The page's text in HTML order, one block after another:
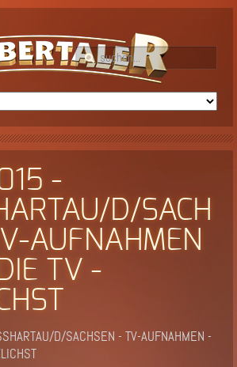
-
D/SACH
AUFNAHMEN
TV -
D/SACHSEN - TV-AUFNAHMEN -